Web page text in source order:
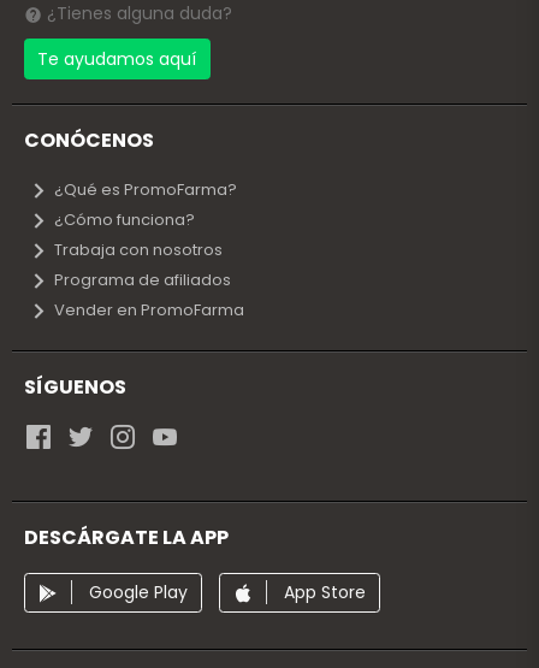
¿Tienes alguna duda?
Te ayudamos aquí
CONÓCENOS
¿Qué es PromoFarma?
¿Cómo funciona?
Trabaja con nosotros
Programa de afiliados
Vender en PromoFarma
SÍGUENOS
DESCÁRGATE LA APP
Google Play App Store